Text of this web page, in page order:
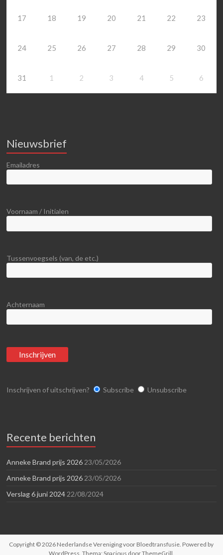
17 18 19 20 21 22 23
24 25 26 27 28 29 30
31 1 2 3 4 5 6
Nieuwsbrief
Emailadres
Voornaam / Initialen
Tussenvoegsels (van, de etc.)
Achternaam
Inschrijven of uitschrijven? Subscribe Unsubscribe
Recente berichten
Anneke Brand prijs 2026 23/05/2026
Anneke Brand prijs 2026 23/05/2026
Verslag 6 juni 2024 22/08/2024
Copyright © 2026 Nederlandse Vereniging voor Bloedtransfusie . Powered by
WordPress . Thema: Spacious doorThemeGrill